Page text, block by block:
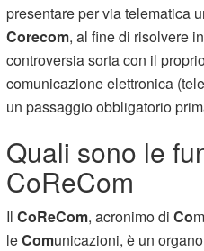
presentare per via telematica
Corecom, al fine di risolvere
controversia sorta con il
comunicazione elettronica
un passaggio obbligatorio
Quali sono le
CoReCom
IlCoReCom, acronimo diCo
leComunicazioni, è un